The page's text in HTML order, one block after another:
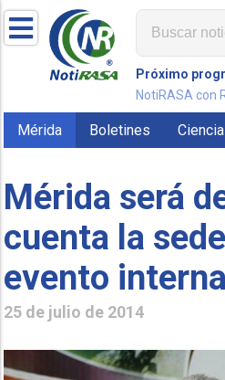
Próximo
NotiRASA con
Mérida Boletines
Mérida será
cuenta la
evento
25 de julio de 2014